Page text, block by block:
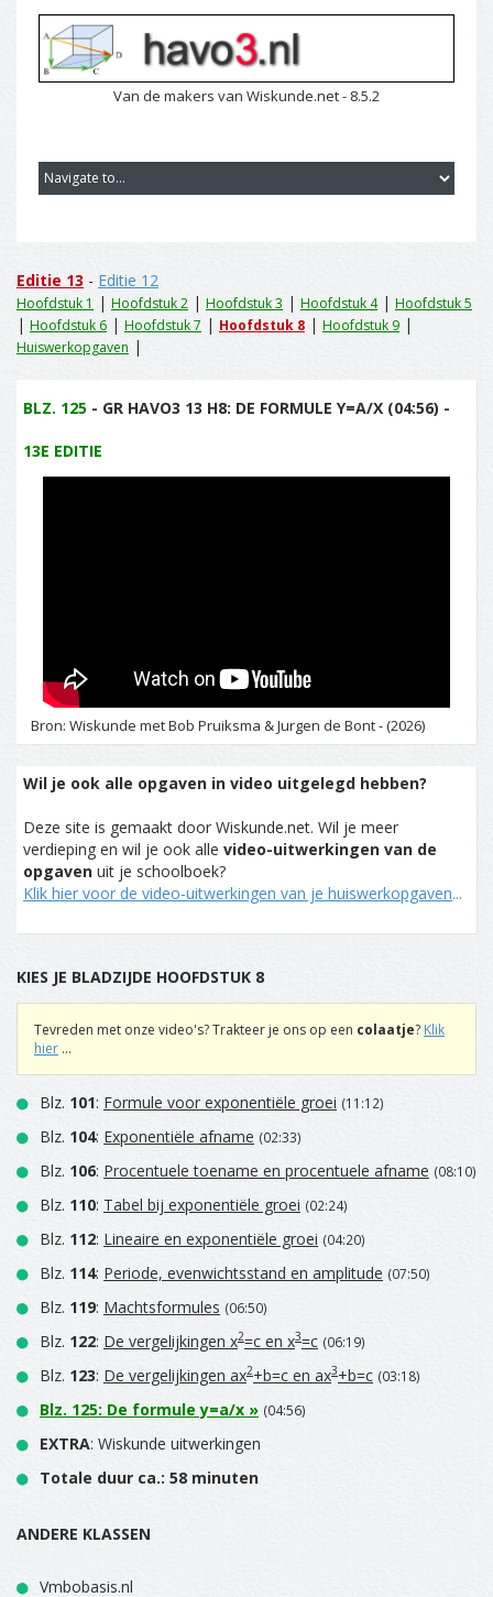
Van de makers van Wiskunde.net - 8.5.2
Editie 13 - Editie 12
Hoofdstuk 1 | Hoofdstuk 2 | Hoofdstuk 3 | Hoofdstuk 4| Hoofdstuk 5
| Hoofdstuk 6 | Hoofdstuk 7 | Hoofdstuk 8 | Hoofdstuk 9 |
Huiswerkopgaven |
BLZ. 125 - GR HAVO3 13 H8: DE FORMULE Y=A/X (04:56) -
13E EDITIE
Bron: Wiskunde met Bob Pruiksma & Jurgen de Bont - (2026)
Wil je ook alle opgaven in video uitgelegd hebben?
Deze site is gemaakt door Wiskunde.net. Wil je meer
verdieping en wil je ook alle video-uitwerkingen van de
opgaven uit je schoolboek?
Klik hier voor de video-uitwerkingen van je huiswerkopgaven...
KIES JE BLADZIJDE HOOFDSTUK 8
Tevreden met onze video's? Trakteer je ons op een colaatje? Klik
hier ...
Blz. 101: Formule voor exponentiële groei (11:12)
Blz. 104: Exponentiële afname (02:33)
Blz. 106: Procentuele toename en procentuele afname (08:10)
Blz. 110: Tabel bij exponentiële groei (02:24)
Blz. 112: Lineaire en exponentiële groei (04:20)
Blz. 114: Periode, evenwichtsstand en amplitude (07:50)
Blz. 119: Machtsformules (06:50)
Blz. 122: De vergelijkingen x2=c en x3=c (06:19)
Blz. 123: De vergelijkingen ax2+b=c en ax3+b=c (03:18)
Blz. 125: De formule y=a/x » (04:56)
EXTRA: Wiskunde uitwerkingen
Totale duur ca.: 58 minuten
ANDERE KLASSEN
Vmbobasis.nl